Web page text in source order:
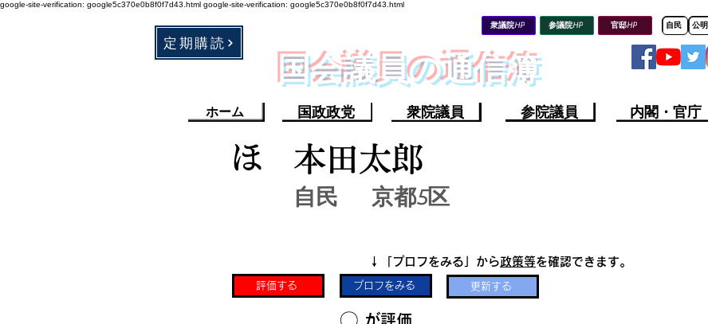
google-site-verification: google5c370e0b8f0f7d43.html google-site-verification: google5c370e0b8f0f7d43.html
定期購読
衆議院HP 参議院HP
​国会議員の通信簿
ホーム 国政政党 衆院議員 参院議員
官邸HP 自民 公明
内閣・官庁
ほ 本田太郎
自民 京都5区
​↓「プロフをみる」から政策等を確認できます。
評価する プロフをみる 更新する
​〇​ ​が評価